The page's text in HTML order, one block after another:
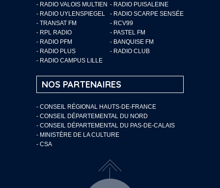
- RADIO VALOIS MULTIEN - RADIO PUISALEINE
- RADIO UYLENSPIEGEL
- RADIO SCARPE SENSÉE
- TRANSAT FM
- RCV99
- RPL RADIO
- PASTEL FM
- RADIO PFM
- BANQUISE FM
- RADIO PLUS
- RADIO CLUB
- RADIO CAMPUS LILLE
NOS PARTENAIRES
- CONSEIL RÉGIONAL HAUTS-DE-FRANCE
- CONSEIL DÉPARTEMENTAL DU NORD
- CONSEIL DÉPARTEMENTAL DU PAS-DE-CALAIS
- MINISTÈRE DE LA CULTURE
- CSA